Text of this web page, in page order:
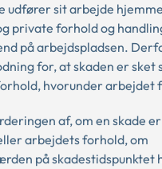
udfører sit arbejde
private forhold og
på arbejdspladsen.
for, at skaden er sket
hvorunder arbejdet
af, om en skade
arbejdets forhold, om
på skadestidspunktet